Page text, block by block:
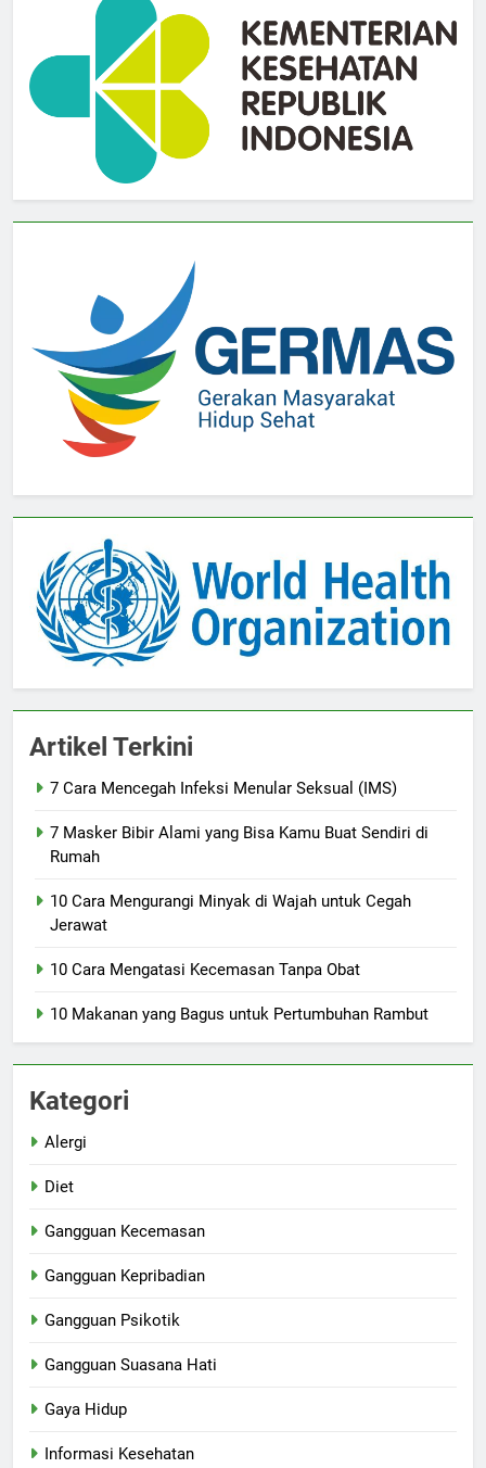
Artikel Terkini
7 Cara Mencegah Infeksi Menular Seksual (IMS)
7 Masker Bibir Alami yang Bisa Kamu Buat Sendiri di
Rumah
10 Cara Mengurangi Minyak di Wajah untuk Cegah
Jerawat
10 Cara Mengatasi Kecemasan Tanpa Obat
10 Makanan yang Bagus untuk Pertumbuhan Rambut
Kategori
Alergi
Diet
Gangguan Kecemasan
Gangguan Kepribadian
Gangguan Psikotik
Gangguan Suasana Hati
Gaya Hidup
Informasi Kesehatan